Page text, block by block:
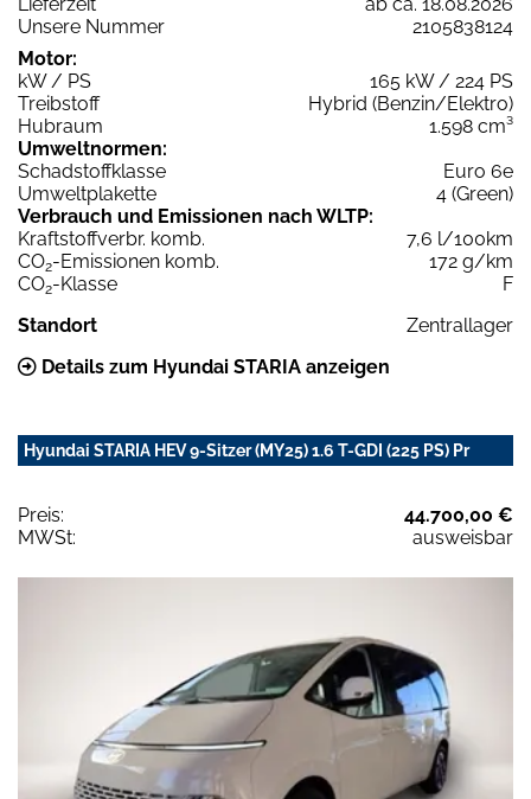
Unsere Nummer
2105838124
Motor:
kW / PS
165 kW / 224 PS
Treibstoff
Hybrid (Benzin/Elektro)
Hubraum
1.598 cm³
Umweltnormen:
Schadstoffklasse
Euro 6e
Umweltplakette
4 (Green)
Verbrauch und Emissionen nach WLTP:
Kraftstoffverbr. komb.
7,6 l/100km
CO2-Emissionen komb.
172 g/km
CO2-Klasse
F
Standort
Zentrallager
Details zum Hyundai STARIA anzeigen
Hyundai STARIA HEV 9-Sitzer (MY25) 1.6 T-GDI (225 PS) Pr
Preis:
44.700,00 €
MWSt:
ausweisbar